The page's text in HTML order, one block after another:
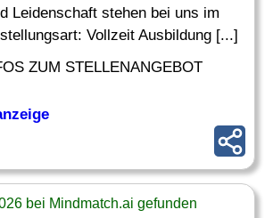
Leidenschaft stehen bei uns im
Vollzeit Ausbildung [...]
ZUM STELLENANGEBOT
bei Mindmatch.ai gefunden